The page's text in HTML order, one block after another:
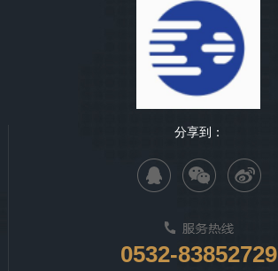
分享到：
0532-83852729